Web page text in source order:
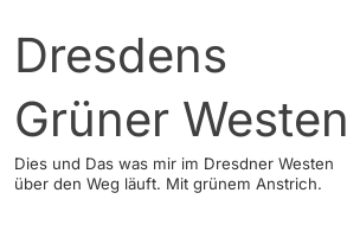
content
Dresdens
Grüner Westen
Dies und Das was mir im Dresdner Westen
über den Weg läuft. Mit grünem Anstrich.